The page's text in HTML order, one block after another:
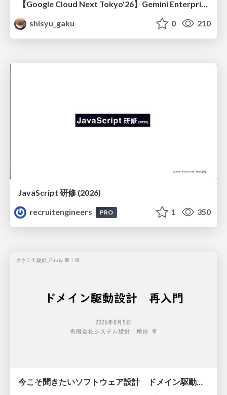
shisyu_gaku
0 210
JavaScript 研修 (2026)
recruitengineers
PRO 1 350